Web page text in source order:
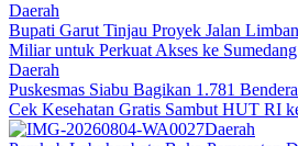
Daerah
Bupati Garut Tinjau Proyek Jalan
Miliar untuk Perkuat Akses ke Sumedang
Daerah
Puskesmas Siabu Bagikan 1.781
Cek Kesehatan Gratis Sambut HUT RI
Daerah